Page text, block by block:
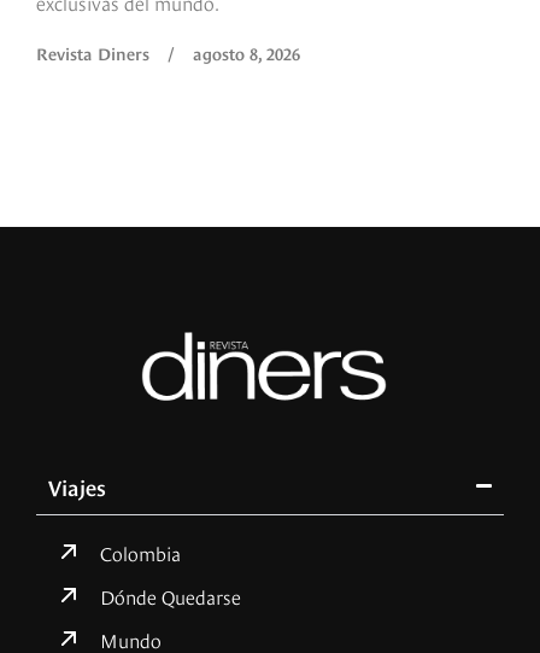
Revista Diners / agosto 8, 2026
Viajes
Colombia
Dónde Quedarse
Mundo